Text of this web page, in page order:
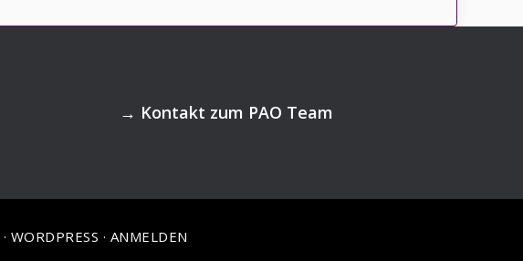
→ Kontakt zum PAO Team
· WORDPRESS · ANMELDEN